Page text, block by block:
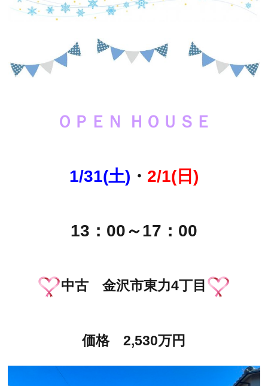
ＯＰＥＮ ＨＯＵＳＥ
1/31(土) ・ 2/1(日)
13：00～17：00
中古 金沢市東力4丁目
価格 2,530万円